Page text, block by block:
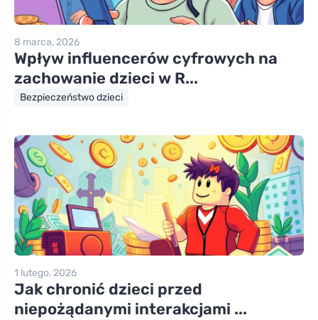
8 marca, 2026
Wpływ influencerów cyfrowych na
zachowanie dzieci w R...
Bezpieczeństwo dzieci
1 lutego, 2026
Jak chronić dzieci przed
niepożądanymi interakcjami ...